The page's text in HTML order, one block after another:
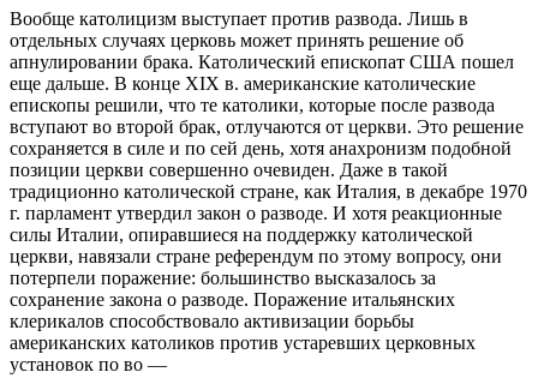
Вообще католицизм выступает против развода. Лишь в
отдельных случаях церковь может принять решение об
апнулировании брака. Католический епископат США пошел
еще дальше. В конце XIX в. американские католические
епископы решили, что те католики, которые после развода
вступают во второй брак, отлучаются от церкви. Это решение
сохраняется в силе и по сей день, хотя анахронизм подобной
позиции церкви совершенно очевиден. Даже в такой
традиционно католической стране, как Италия, в декабре 1970
г. парламент утвердил закон о разводе. И хотя реакционные
силы Италии, опиравшиеся на поддержку католической
церкви, навязали стране референдум по этому вопросу, они
потерпели поражение: большинство высказалось за
сохранение закона о разводе. Поражение итальянских
клерикалов способствовало активизации борьбы
американских католиков против устаревших церковных
установок по во —